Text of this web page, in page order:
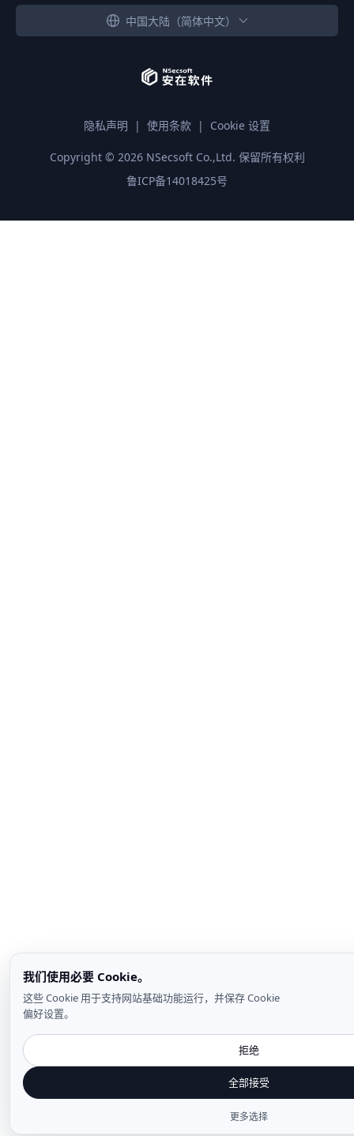
我们使用必要 Cookie。
这些 Cookie 用于支持网站基础功能运行，并保存 Cookie
偏好设置。
拒绝
全部接受
更多选择
中国大陆（简体中文）
隐私声明 | 使用条款 | Cookie 设置
Copyright © 2026NSecsoft Co.,Ltd. 保留所有权利
鲁ICP备14018425号